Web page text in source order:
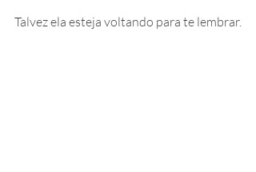
Talvez ela esteja voltando para te lembrar.